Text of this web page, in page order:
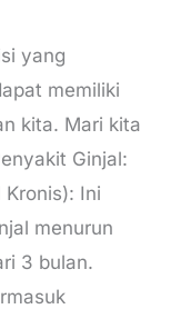
yang
memiliki
kita. Mari kita
Ginjal:
Kronis): Ini
menurun
3 bulan.